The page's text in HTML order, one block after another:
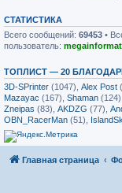
СТАТИСТИКА
Всего сообщений: 69453 •
пользователь:
ТОПЛИСТ — 20
3D-SPrinter (1047), Alex Post
Mazayac (167), Shaman (124),
Zneipas (83), AKDZG (77),
OBN_RacerMan (51),
Главная страница